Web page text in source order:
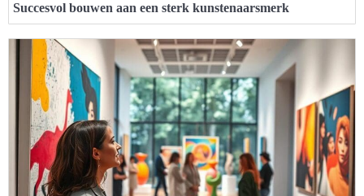
Succesvol bouwen aan een sterk kunstenaarsmerk